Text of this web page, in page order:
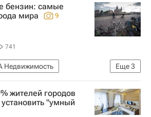
Павел Поселенов
состава правительства
бензин: самые
мира
9
741
Еще3
Недвижимость
Москвы
жителей городов
"умный